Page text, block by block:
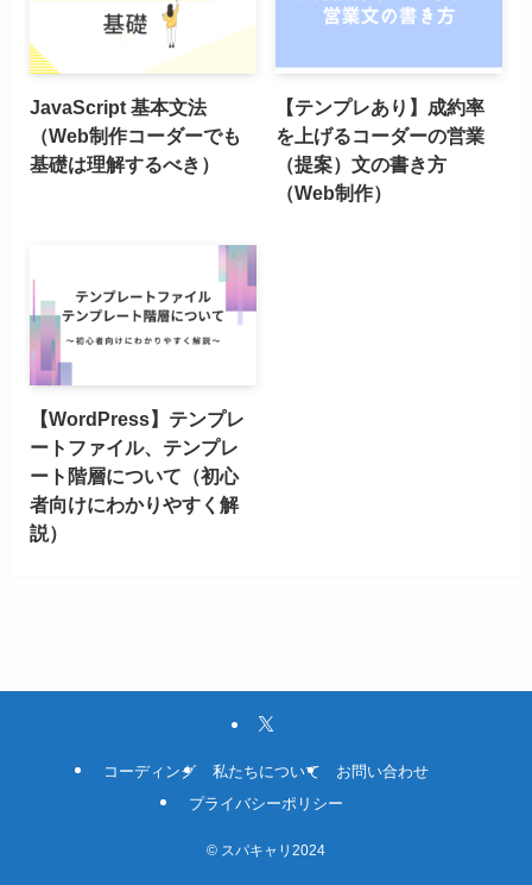
JavaScript 基本文法
（Web制作コーダーでも
基礎は理解するべき）
【テンプレあり】成約率
を上げるコーダーの営業
（提案）文の書き方
（Web制作）
【WordPress】テンプレ
ートファイル、テンプレ
ート階層について（初心
者向けにわかりやすく解
説）
コーディング 私たちについて
お問い合わせ
プライバシーポリシー
© スパキャリ2024